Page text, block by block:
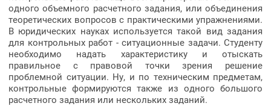
одного объемного расчетного задания, или объединения
теоретических вопросов с практическими упражнениями.
В юридических науках используется такой вид задания
для контрольных работ - ситуационные задачи. Студенту
необходимо надать характеристику и отыскать
правильное с правовой точки зрения решение
проблемной ситуации. Ну, и по техническим предметам,
контрольные формируются также из одного большого
расчетного задания или нескольких заданий.